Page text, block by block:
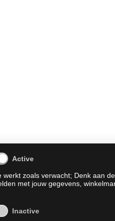
werkt zoals verwacht; Denk aan
met jouw gegevens,